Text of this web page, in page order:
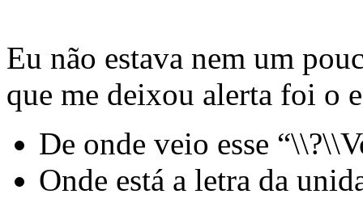
Eu não estava nem um
que me deixou alerta foi o
De onde veio esse
Onde está a letra da